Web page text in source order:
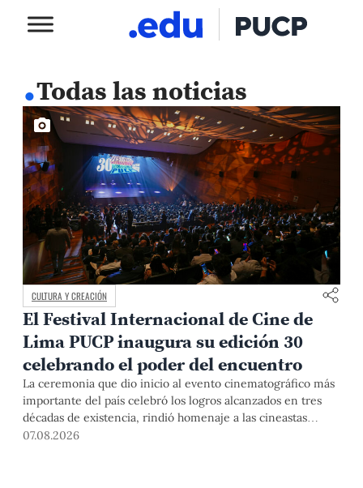
.Todas las noticias
CULTURA Y CREACIÓN
El Festival Internacional de Cine de
Lima PUCP inaugura su edición 30
celebrando el poder del encuentro
La ceremonia que dio inicio al evento cinematográfico más
importante del país celebró los logros alcanzados en tres
décadas de existencia, rindió homenaje a las cineastas
Mariana Rondón y Marité Ugás, y planteó un llamado de
07.08.2026